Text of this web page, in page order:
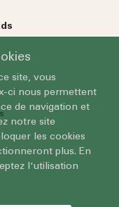
site, vous
ci nous permettent
de navigation et
notre site
les cookies
plus. En
l'utilisation